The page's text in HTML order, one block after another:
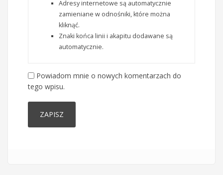
Adresy internetowe są automatycznie
zamieniane w odnośniki, które można
kliknąć.
Znaki końca linii i akapitu dodawane są
automatycznie.
Powiadom mnie o nowych komentarzach do
tego wpisu.